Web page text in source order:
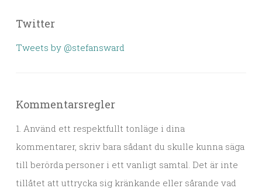
Twitter
Tweets by @stefansward
Kommentarsregler
1. Använd ett respektfullt tonläge i dina
kommentarer, skriv bara sådant du skulle kunna säga
till berörda personer i ett vanligt samtal. Det är inte
tillåtet att uttrycka sig kränkande eller sårande vad